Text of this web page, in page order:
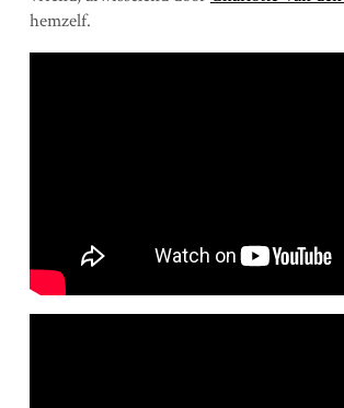
hemzelf.